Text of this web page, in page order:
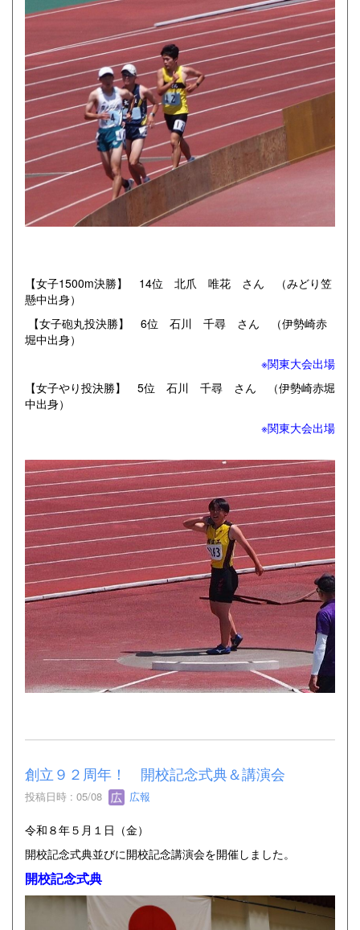
【女子1500m決勝】 14位 北爪 唯花 さん （みどり笠
懸中出身）
【女子砲丸投決勝】 6位 石川 千尋 さん （伊勢崎赤
堀中出身）
※関東大会出場
【女子やり投決勝】 5位 石川 千尋 さん （伊勢崎赤堀
中出身）
※関東大会出場
創立９２周年！ 開校記念式典＆講演会
投稿日時 : 05/08 広報
令和８年５月１日（金）
開校記念式典並びに開校記念講演会を開催しました。
開校記念式典